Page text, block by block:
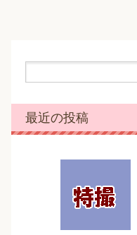
最近の投稿